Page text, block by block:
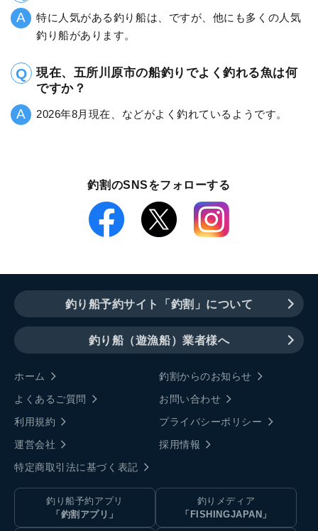
特に人気がある釣り船は、ですが、他にも多くの人気
釣り船があります。
現在、五所川原市の船釣りでよく釣れる魚は何
ですか？
2026年8月現在、などがよく釣れているようです。
釣割のSNSをフォローする
釣り船予約サイト「釣割」について
釣り船（遊漁船）業者様へ
ホーム
釣割からのお知らせ
よくあるご質問
お問い合わせ
利用規約
プライバシーポリシー
運営会社
採用情報
特定商取引法に基づく表記
釣り船予約アプリ
「釣割アプリ」
釣りメディア
「FISHINGJAPAN」